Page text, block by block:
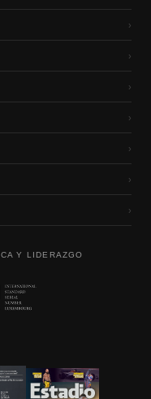
›
›
›
›
›
›
›
Y LIDERAZGO